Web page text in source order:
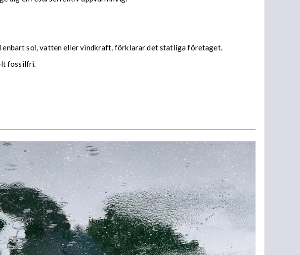
enbart sol, vatten eller vindkraft, förklarar det statliga företaget.
fossilfri.